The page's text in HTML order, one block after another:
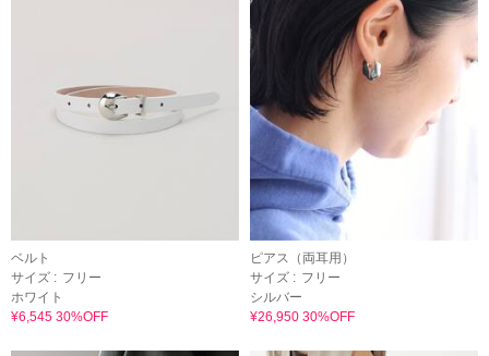
ベルト
サイズ : フリー
ホワイト
¥6,545 30%OFF
ピアス（両耳用）
サイズ : フリー
シルバー
¥26,950 30%OFF